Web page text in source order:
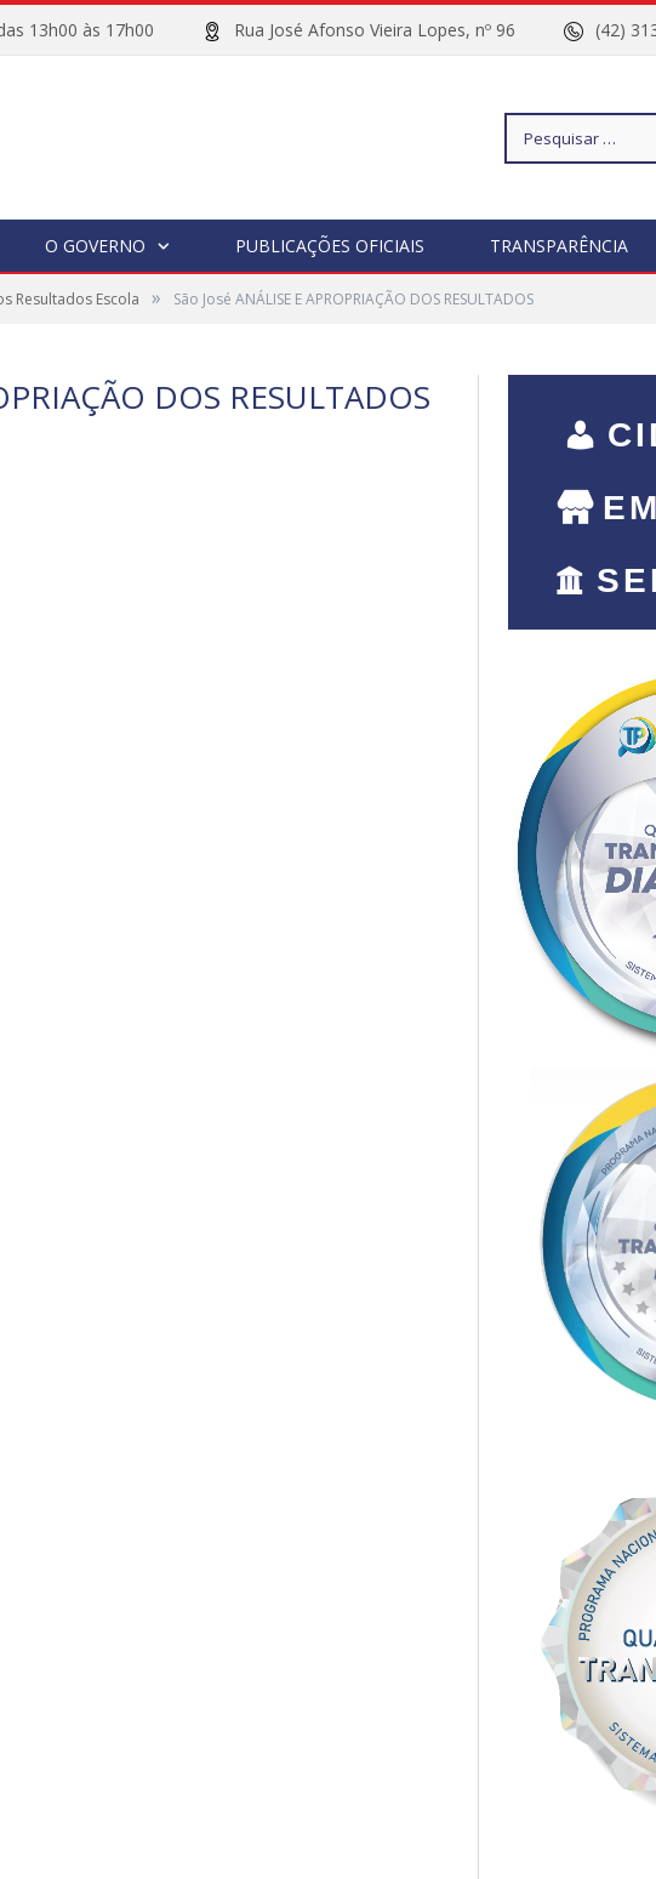
das 13h00 às 17h00 Rua José Afonso Vieira Lopes, nº 96 (42)
Pesquisar
por:
O GOVERNO PUBLICAÇÕES OFICIAIS TRANSPARÊNCIA
Resultados Escola » São José ANÁLISE E APROPRIAÇÃO DOS RESULTADOS
DOS RESULTADOS